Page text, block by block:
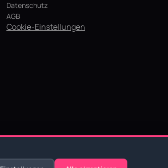
Datenschutz
AGB
Cookie-Einstellungen